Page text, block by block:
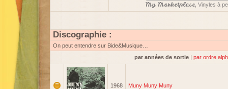
My Marketplace, Vinyles à
Discographie :
On peut entendre sur Bide&Musique…
par années de sortie | par ordre
1968 Muny Muny Muny